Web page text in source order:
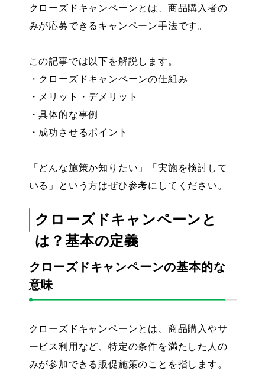
クローズドキャンペーンとは、商品購入者の
みが応募できるキャンペーン手法です。
この記事では以下を解説します。
・クローズドキャンペーンの仕組み
・メリット・デメリット
・具体的な事例
・成功させるポイント
「どんな施策か知りたい」「実施を検討して
いる」という方はぜひ参考にしてください。
クローズドキャンペーンと
は？基本の定義
クローズドキャンペーンの基本的な
意味
クローズドキャンペーンとは、商品購入やサ
ービス利用など、特定の条件を満たした人の
みが参加できる販促施策のことを指します。